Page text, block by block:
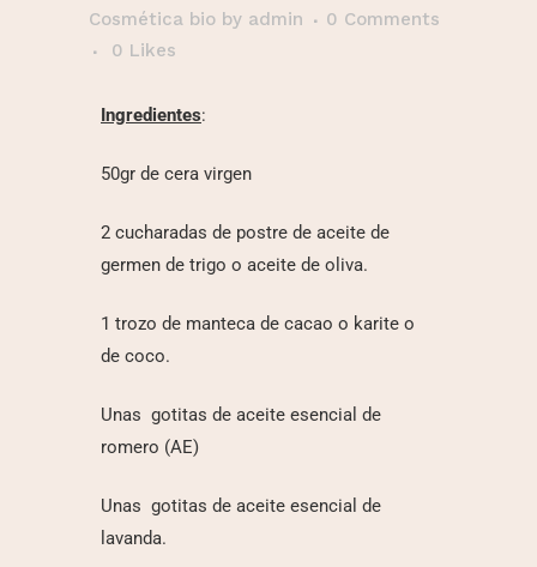
Cosmética bio by admin
0 Comments
0 Likes
Ingredientes:
50gr de cera virgen
2 cucharadas de postre de aceite de
germen de trigo o aceite de oliva.
1 trozo de manteca de cacao o karite o
de coco.
Unas gotitas de aceite esencial de
romero (AE)
Unas gotitas de aceite esencial de
lavanda.